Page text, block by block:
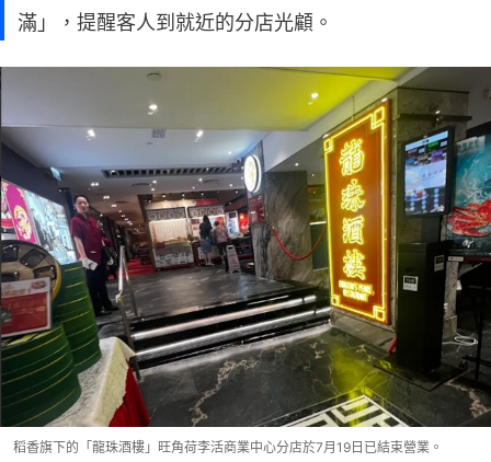
滿」，提醒客人到就近的分店光顧。
稻香旗下的「龍珠酒樓」旺角荷李活商業中心分店於7月19日已結束營業。